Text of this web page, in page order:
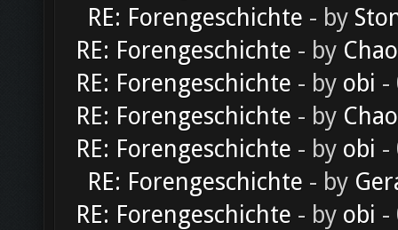
RE: Forengeschichte - by
RE: Forengeschichte - by
RE: Forengeschichte - by obi -
RE: Forengeschichte - by
RE: Forengeschichte - by obi -
RE: Forengeschichte - by
RE: Forengeschichte - by obi -